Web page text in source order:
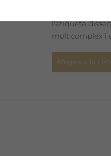
Un
l'etiqueta
molt complex i
Afegeix a la